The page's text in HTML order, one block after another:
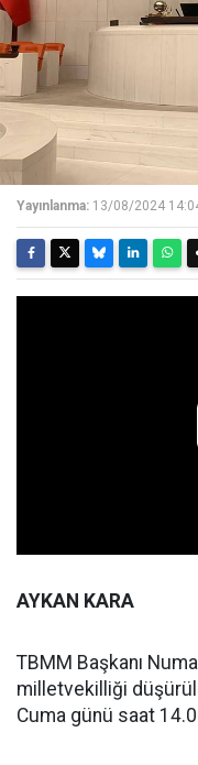
Yayınlanma: 13/08/2024
AYKAN KARA
TBMM Başkanı
milletvekilliği
Cuma günü saat